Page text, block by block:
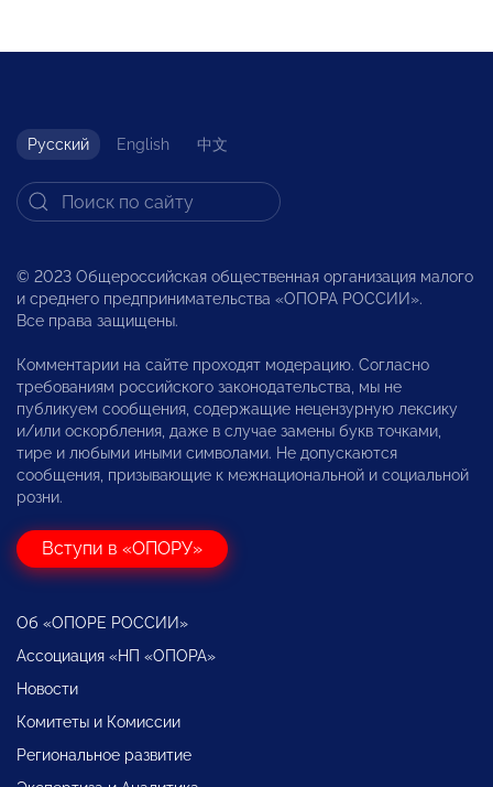
Русский English 中文
© 2023 Общероссийская общественная организация малого
и среднего предпринимательства «ОПОРА РОССИИ».
Все права защищены.
Комментарии на сайте проходят модерацию. Согласно
требованиям российского законодательства, мы не
публикуем сообщения, содержащие нецензурную лексику
и/или оскорбления, даже в случае замены букв точками,
тире и любыми иными символами. Не допускаются
сообщения, призывающие к межнациональной и социальной
розни.
Вступи в «ОПОРУ»
Об «ОПОРЕ РОССИИ»
Ассоциация «НП «ОПОРА»
Новости
Комитеты и Комиссии
Региональное развитие